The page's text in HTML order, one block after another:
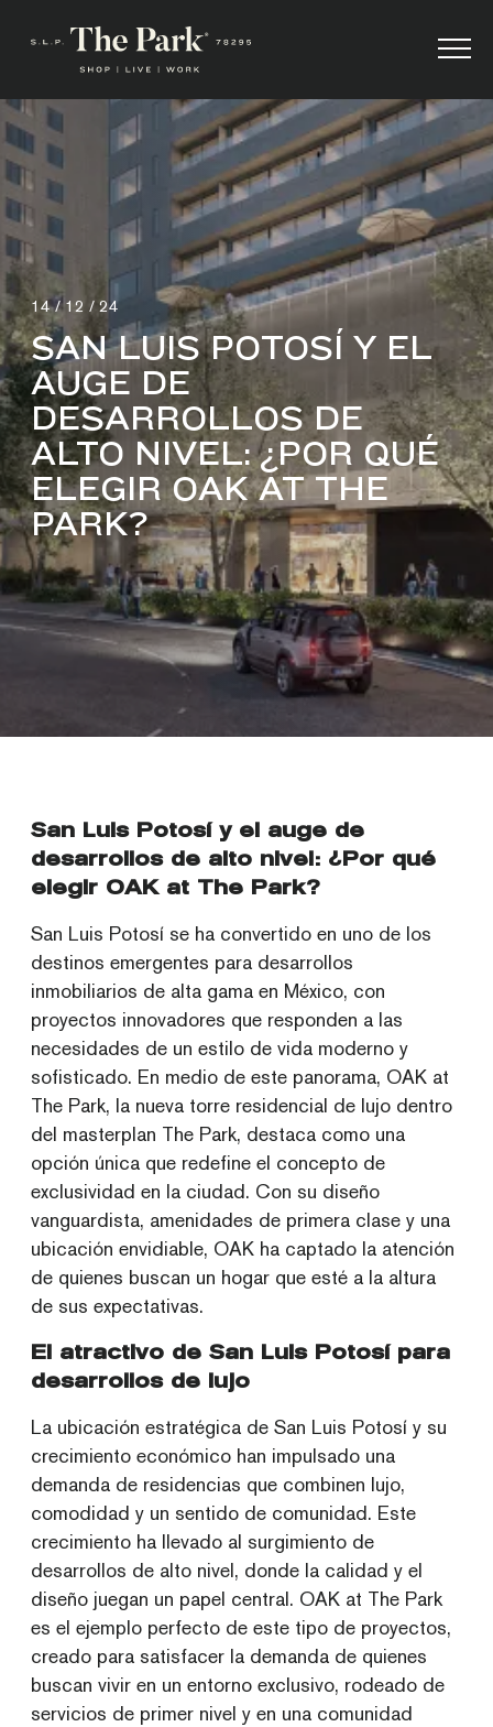
14 / 12 / 24
SAN LUIS POTOSÍ Y EL
AUGE DE
DESARROLLOS DE
ALTO NIVEL: ¿POR QUÉ
ELEGIR OAK AT THE
PARK?
San Luis Potosí y el auge de
desarrollos de alto nivel: ¿Por qué
elegir OAK at The Park?
San Luis Potosí se ha convertido en uno de los
destinos emergentes para desarrollos
inmobiliarios de alta gama en México, con
proyectos innovadores que responden a las
necesidades de un estilo de vida moderno y
sofisticado. En medio de este panorama, OAK at
The Park, la nueva torre residencial de lujo dentro
del masterplan The Park, destaca como una
opción única que redefine el concepto de
exclusividad en la ciudad. Con su diseño
vanguardista, amenidades de primera clase y una
ubicación envidiable, OAK ha captado la atención
de quienes buscan un hogar que esté a la altura
de sus expectativas.
El atractivo de San Luis Potosí para
desarrollos de lujo
La ubicación estratégica de San Luis Potosí y su
crecimiento económico han impulsado una
demanda de residencias que combinen lujo,
comodidad y un sentido de comunidad. Este
crecimiento ha llevado al surgimiento de
desarrollos de alto nivel, donde la calidad y el
diseño juegan un papel central. OAK at The Park
es el ejemplo perfecto de este tipo de proyectos,
creado para satisfacer la demanda de quienes
buscan vivir en un entorno exclusivo, rodeado de
servicios de primer nivel y en una comunidad